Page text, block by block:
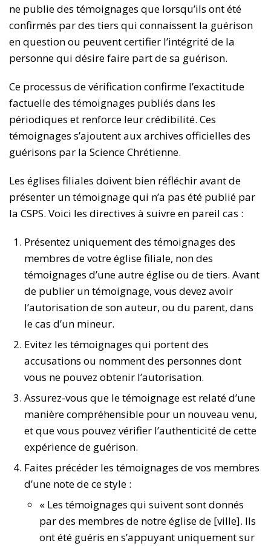
ne publie des témoignages que lorsqu’ils ont été
confirmés par des tiers qui connaissent la guérison
en question ou peuvent certifier l’intégrité de la
personne qui désire faire part de sa guérison.
Ce processus de vérification confirme l’exactitude
factuelle des témoignages publiés dans les
périodiques et renforce leur crédibilité. Ces
témoignages s’ajoutent aux archives officielles des
guérisons par la Science Chrétienne.
Les églises filiales doivent bien réfléchir avant de
présenter un témoignage qui n’a pas été publié par
la CSPS. Voici les directives à suivre en pareil cas :
Présentez uniquement des témoignages des
membres de votre église filiale, non des
témoignages d’une autre église ou de tiers. Avant
de publier un témoignage, vous devez avoir
l’autorisation de son auteur, ou du parent, dans
le cas d’un mineur.
Evitez les témoignages qui portent des
accusations ou nomment des personnes dont
vous ne pouvez obtenir l’autorisation.
Assurez-vous que le témoignage est relaté d’une
manière compréhensible pour un nouveau venu,
et que vous pouvez vérifier l’authenticité de cette
expérience de guérison.
Faites précéder les témoignages de vos membres
d’une note de ce style :
« Les témoignages qui suivent sont donnés
par des membres de notre église de [ville]. Ils
ont été guéris en s’appuyant uniquement sur